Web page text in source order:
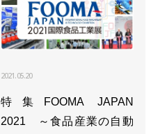
2021.05.20
特集FOOMA JAPAN
2021 ～食品産業の自動